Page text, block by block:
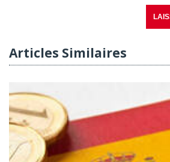
Articles Similaires